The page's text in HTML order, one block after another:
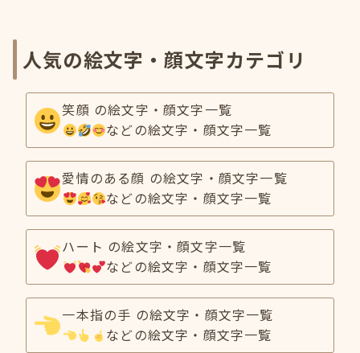
人気の絵文字・顔文字カテゴリ
笑顔 の絵文字・顔文字一覧
などの絵文字・顔文字一覧
愛情のある顔 の絵文字・顔文字一覧
などの絵文字・顔文字一覧
ハート の絵文字・顔文字一覧
などの絵文字・顔文字一覧
一本指の手 の絵文字・顔文字一覧
などの絵文字・顔文字一覧